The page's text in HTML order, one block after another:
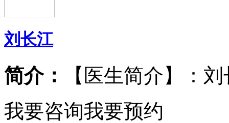
刘长江
简介：
【医生简介】：
我要咨询我要预约